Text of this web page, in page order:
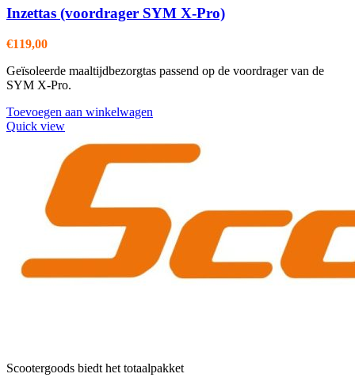
gekozen
worden
productpagina
Inzettas (voordrager SYM X-Pro)
€119,00
Geïsoleerde maaltijdbezorgtas passend op de voordrager van de
SYM X-Pro.
Toevoegen aan winkelwagen
Quick view
Scootergoods biedt het totaalpakket